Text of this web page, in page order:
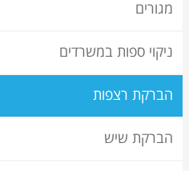
מגורים
ניקוי ספות במשרדים
הברקת רצפות
הברקת שיש